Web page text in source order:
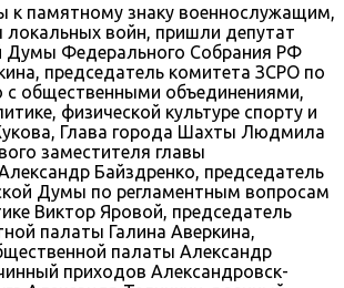
к памятному знаку военнослужащим,
войн, пришли депутат
Думы Федерального Собрания РФ
председатель комитета ЗСРО по
с общественными объединениями,
физической культуре спорту и
Глава города Шахты Людмила
заместителя главы
Байздренко, председатель
Думы по регламентным вопросам
Виктор Яровой, председатель
палаты Галина Аверкина,
палаты Александр
приходов Александровск-